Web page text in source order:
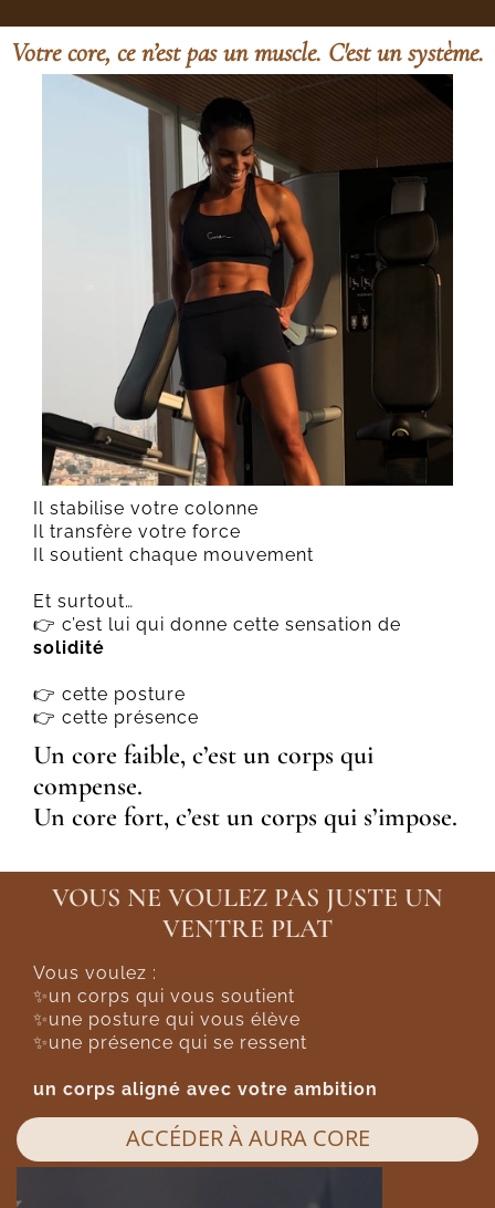
Votre core, ce n’est pas un muscle. C'est un système.
Il stabilise votre colonne
Il transfère votre force
Il soutient chaque mouvement
Et surtout…
👉 c’est lui qui donne cette sensation de
solidité
👉 cette posture
👉 cette présence
Un core faible, c’est un corps qui
compense.
Un core fort, c’est un corps qui s’impose.
VOUS NE VOULEZ PAS JUSTE UN
VENTRE PLAT
Vous voulez :
✨un corps qui vous soutient
✨une posture qui vous élève
✨une présence qui se ressent
un corps aligné avec votre ambition
ACCÉDER À AURA CORE